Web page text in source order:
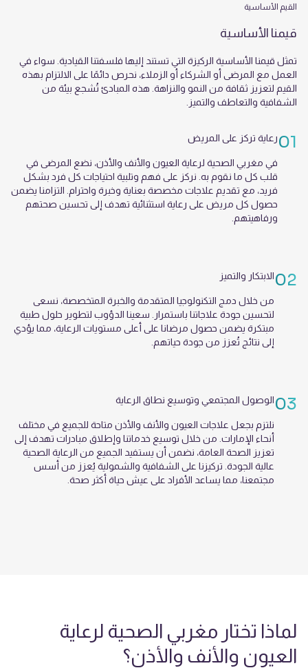
القيم الأساسية
قيمنا الأساسية
تمثل قيمنا الأساسية الركيزة التي تستند إليها فلسفتنا القيادية. سواء في
العمل مع المرضى أو الشركاء أو الزملاء، نحرص دائمًا على الالتزام بهذه
القيم لتعزيز ثقافة من النمو والنزاهة. هذه المبادئ تُشجع بيئة من
الشفافية والتعاطف والتميز.
01رعاية تركز على المريض
في مغربي الصحية لرعاية العيون والأنف والأذن، نضع المرضى في
قلب كل ما نقوم به. نركز على فهم وتلبية احتياجات كل فرد بشكل
فريد، مع تقديم علاجات مخصصة بعناية وخبرة واحترام. التزامنا يضمن
حصول كل مريض على رعاية استثنائية تهدف إلى تحسين صحتهم
ورفاهيتهم.
02الابتكار والتميز
من خلال دمج التكنولوجيا المتقدمة والخبرة المتخصصة، نسعى
لتحسين جودة علاجاتنا باستمرار. سعينا الدؤوب لتطوير حلول طبية
مبتكرة يضمن حصول مرضانا على أعلى مستويات الرعاية، مما يؤدي
إلى نتائج تُعزز من جودة حياتهم.
03الوصول المجتمعي وتوسيع نطاق الرعاية
نلتزم بجعل علاجات العيون والأنف والأذن متاحة للجميع في مختلف
أنحاء الإمارات. من خلال توسيع خدماتنا وإطلاق مبادرات تهدف إلى
تعزيز الصحة العامة، نضمن أن يستفيد الجميع من الرعاية الصحية
عالية الجودة. تركيزنا على الشفافية والشمولية يُعزز من أسس
مجتمعنا، مما يساعد الأفراد على عيش حياة أكثر صحة.
لماذا تختار مغربي الصحية لرعاية
العيون والأنف والأذن؟